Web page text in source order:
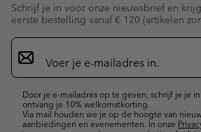
Schrijf je in voor onze nieuwsbrief en
eerste bestelling vanaf € 120 (artikelen
Aanmelden
voor
e-
Door je e-mailadres op te geven, schrijf je je
ontvang je 10% welkomstkorting.
Via mail houden we je op de hoogte van
aanbiedingen en evenementen. In onze